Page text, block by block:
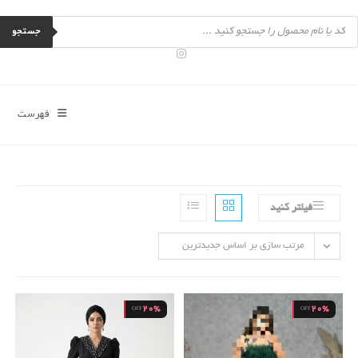
محتوا
Products
search
جستجو
فهرست
فیلتر کنید
مرتب سازی بر اساس جدیدترین
20%
OFF
20%
OFF